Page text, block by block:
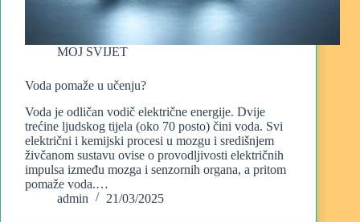
MOJ SVIJET
Voda pomaže u učenju?
Voda je odličan vodič električne energije. Dvije
trećine ljudskog tijela (oko 70 posto) čini voda. Svi
električni i kemijski procesi u mozgu i središnjem
živčanom sustavu ovise o provodljivosti električnih
impulsa između mozga i senzornih organa, a pritom
pomaže voda.…
admin
21/03/2025